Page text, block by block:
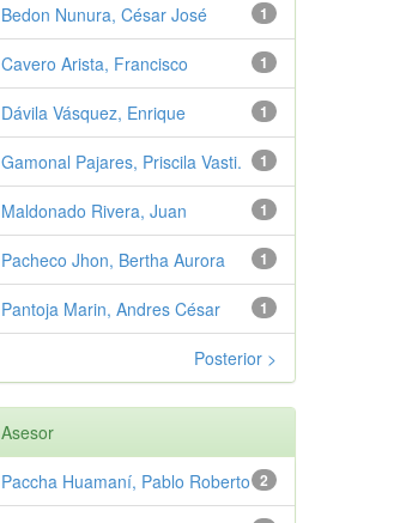
1
Bedon Nunura, César José
1
Cavero Arista, Francisco
1
Dávila Vásquez, Enrique
1
Gamonal Pajares, Priscila Vasti.
1
Maldonado Rivera, Juan
1
Pacheco Jhon, Bertha Aurora
1
Pantoja Marin, Andres César
Posterior >
Asesor
2
Paccha Huamaní, Pablo Roberto